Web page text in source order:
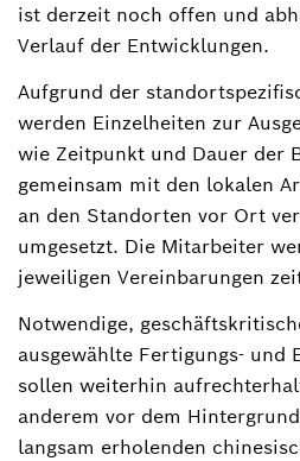
ist derzeit noch offen und
Verlauf der Entwicklungen.
Aufgrund der
werden Einzelheiten zur
wie Zeitpunkt und Dauer der
gemeinsam mit den lokalen
an den Standorten vor Ort
umgesetzt. Die Mitarbeiter
jeweiligen Vereinbarungen
Notwendige,
ausgewählte Fertigungs- und
sollen weiterhin
anderem vor dem
langsam erholenden